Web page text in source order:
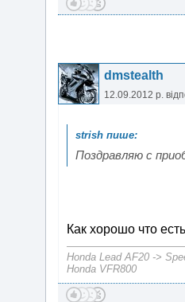
dmstealth
12.09.2012 р.
Поздравляю с
Как хорошо что
Honda Lead AF20 ->
Honda VFR800